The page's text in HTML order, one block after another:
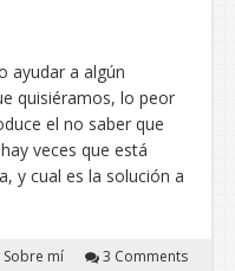
ayudar a algún
quisiéramos, lo peor
el no saber que
veces que está
y cual es la solución a
Sobre mí 3 Comments